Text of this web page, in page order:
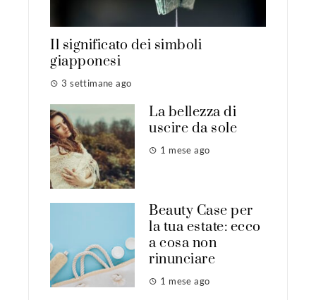
Il significato dei simboli
giapponesi
3 settimane ago
La bellezza di
uscire da sole
1 mese ago
Beauty Case per
la tua estate: ecco
a cosa non
rinunciare
1 mese ago